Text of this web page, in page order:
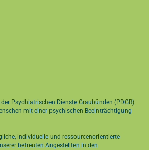
Psychiatrischen Dienste Graubünden (PDGR)
mit einer psychischen Beeinträchtigung
individuelle und ressourcenorientierte
betreuten Angestellten in den